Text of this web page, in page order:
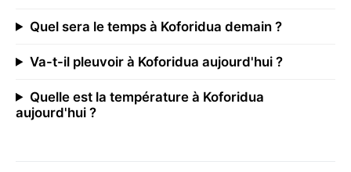
Quel sera le temps à Koforidua demain ?
Va-t-il pleuvoir à Koforidua aujourd'hui ?
Quelle est la température à Koforidua
aujourd'hui ?